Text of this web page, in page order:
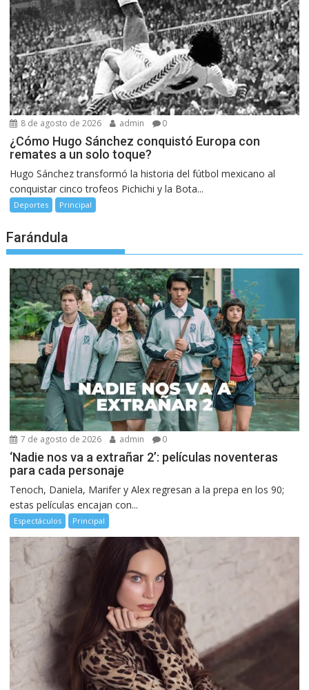
8 de agosto de 2026 admin 0
¿Cómo Hugo Sánchez conquistó Europa con
remates a un solo toque?
Hugo Sánchez transformó la historia del fútbol mexicano al
conquistar cinco trofeos Pichichi y la Bota...
Deportes Principal
Farándula
7 de agosto de 2026 admin 0
‘Nadie nos va a extrañar 2’: películas noventeras
para cada personaje
Tenoch, Daniela, Marifer y Alex regresan a la prepa en los 90;
estas películas encajan con...
Espectáculos Principal